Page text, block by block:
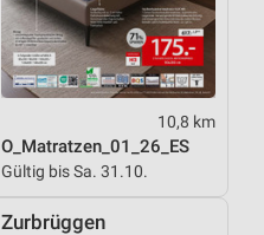
10,8 km
O_Matratzen_01_26_ES
Gültig bis Sa. 31.10.
Zurbrüggen